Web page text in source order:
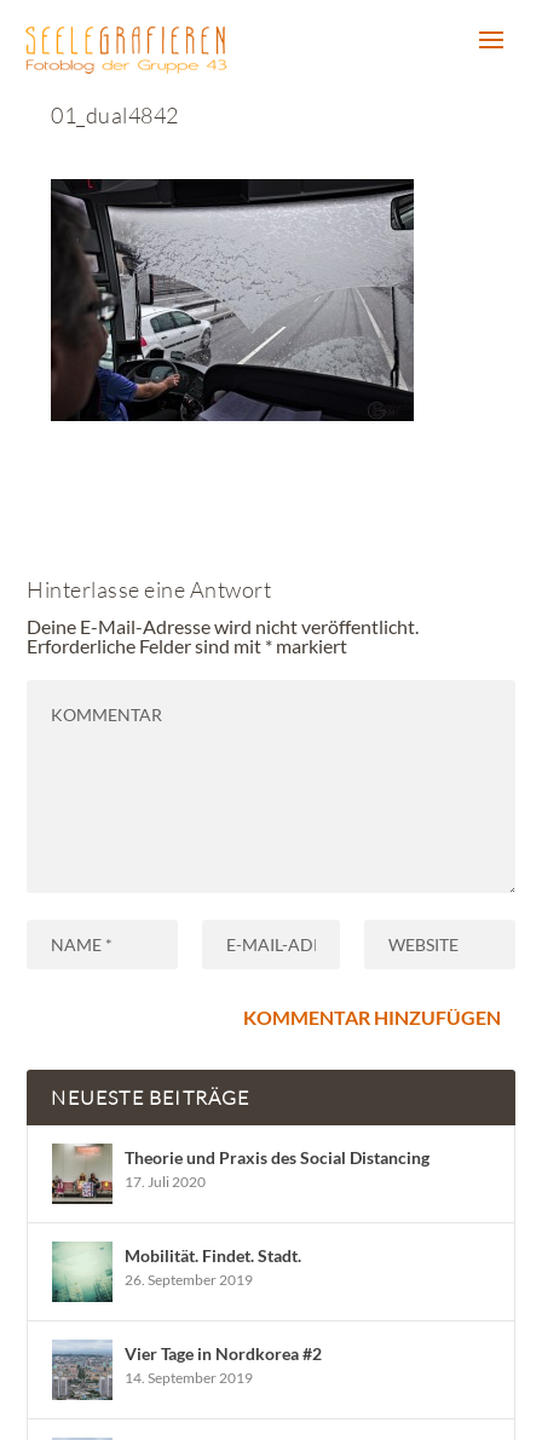
01_dual4842
Hinterlasse eine Antwort
Deine E-Mail-Adresse wird nicht veröffentlicht.
Erforderliche Felder sind mit * markiert
NEUESTE BEITRÄGE
Theorie und Praxis des Social Distancing
17. Juli 2020
Mobilität. Findet. Stadt.
26. September 2019
Vier Tage in Nordkorea #2
14. September 2019